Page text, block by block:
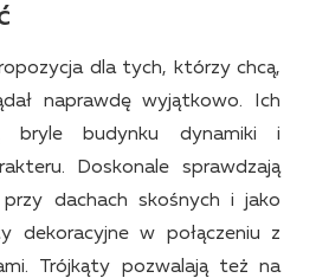
dla tych, którzy chcą,
naprawdę wyjątkowo. Ich
bryle budynku dynamiki i
Doskonale sprawdzają
dachach skośnych i jako
dekoracyjne w połączeniu z
Trójkąty pozwalają też na